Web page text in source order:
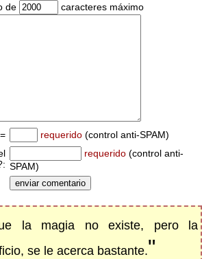
de caracteres máximo
requerido (control anti-SPAM)
requerido (control anti-
SPAM)
la magia no existe, pero la
se le acerca bastante."